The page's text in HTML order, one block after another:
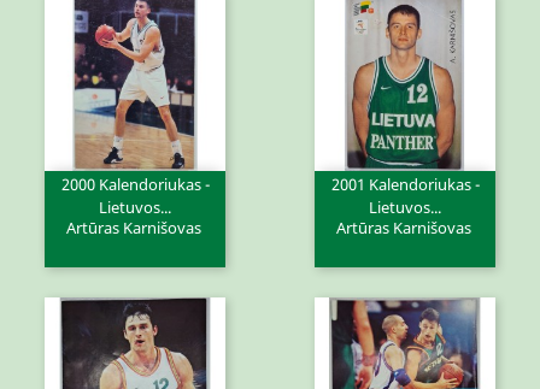
2000 Kalendoriukas -
Lietuvos...
Artūras Karnišovas
2001 Kalendoriukas -
Lietuvos...
Artūras Karnišovas